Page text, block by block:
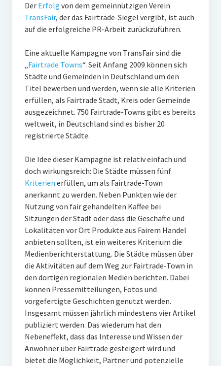
PR-Studien
Gesellschaft & Medien
Infografik-Themengarten
Künstliche Intelligenz
17 Ziele
Klimaneutrales Tanken
Vom Trend zur Tonne
Der Erfolg von dem gemeinnützigen Verein
TransFair, der das Fairtrade-Siegel vergibt, ist auch
auf die erfolgreiche PR-Arbeit zurückzuführen.
Eine aktuelle Kampagne von TransFair sind die
„Fairtrade Towns“. Seit Anfang 2009 können sich
Städte und Gemeinden in Deutschland um den
Titel bewerben und werden, wenn sie alle Kriterien
erfüllen, als Fairtrade Stadt, Kreis oder Gemeinde
ausgezeichnet. 750 Fairtrade-Towns gibt es bereits
weltweit, in Deutschland sind es bisher 20
registrierte Städte.
Die Idee dieser Kampagne ist relativ einfach und
doch wirkungsreich: Die Städte müssen fünf
Kriterien erfüllen, um als Fairtrade-Town
anerkannt zu werden. Neben Punkten wie der
Nutzung von fair gehandelten Kaffee bei
Sitzungen der Stadt oder dass die Geschäfte und
Lokalitäten vor Ort Produkte aus Fairem Handel
anbieten sollten, ist ein weiteres Kriterium die
Medienberichterstattung. Die Städte müssen über
die Aktivitäten auf dem Weg zur Fairtrade-Town in
den dortigen regionalen Medien berichten. Dabei
können Pressemitteilungen, Fotos und
vorgefertigte Geschichten genutzt werden.
Insgesamt müssen jährlich mindestens vier Artikel
publiziert werden. Das wiederum hat den
Nebeneffekt, dass das Interesse und Wissen der
Anwohner über Fairtrade gesteigert wird und
bietet die Möglichkeit, Partner und potenzielle